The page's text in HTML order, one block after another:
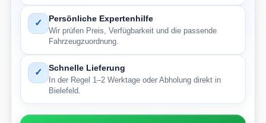
✓ Persönliche Expertenhilfe
Wir prüfen Preis, Verfügbarkeit und die passende
Fahrzeugzuordnung.
✓ Schnelle Lieferung
In der Regel 1–2 Werktage oder Abholung direkt in
Bielefeld.